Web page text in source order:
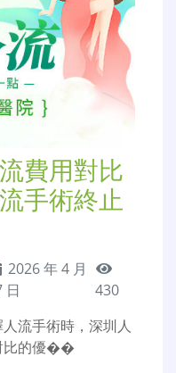
費用對比
手術終止
2026 年 4 月
日
430
流手術時，深圳人
比的優��